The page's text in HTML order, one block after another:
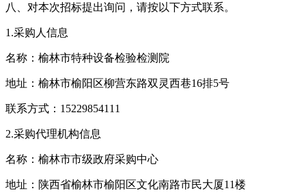
八、对本次招标提出询问，请按以下方式联系。
1.采购人信息
名称：榆林市特种设备检验检测院
地址：榆林市榆阳区柳营东路双灵西巷16排5号
联系方式：15229854111
2.采购代理机构信息
名称：榆林市市级政府采购中心
地址：陕西省榆林市榆阳区文化南路市民大厦11楼